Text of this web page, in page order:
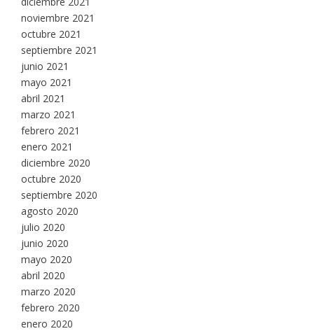
noviembre 2021
octubre 2021
septiembre 2021
junio 2021
mayo 2021
abril 2021
marzo 2021
febrero 2021
enero 2021
diciembre 2020
octubre 2020
septiembre 2020
agosto 2020
julio 2020
junio 2020
mayo 2020
abril 2020
marzo 2020
febrero 2020
enero 2020